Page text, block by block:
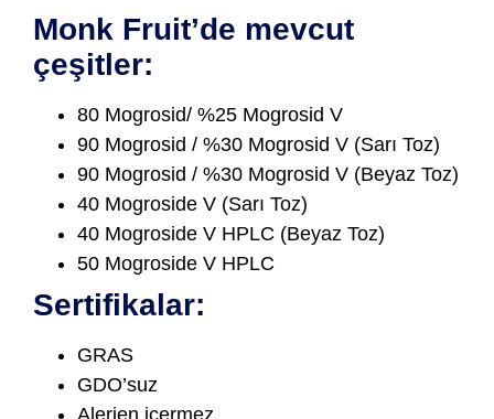
Monk Fruit’de mevcut
çeşitler:
80 Mogrosid/ %25 Mogrosid V
90 Mogrosid / %30 Mogrosid V (Sarı Toz)
90 Mogrosid / %30 Mogrosid V (Beyaz Toz)
40 Mogroside V (Sarı Toz)
40 Mogroside V HPLC (Beyaz Toz)
50 Mogroside V HPLC
Sertifikalar:
GRAS
GDO’suz
Alerjen içermez